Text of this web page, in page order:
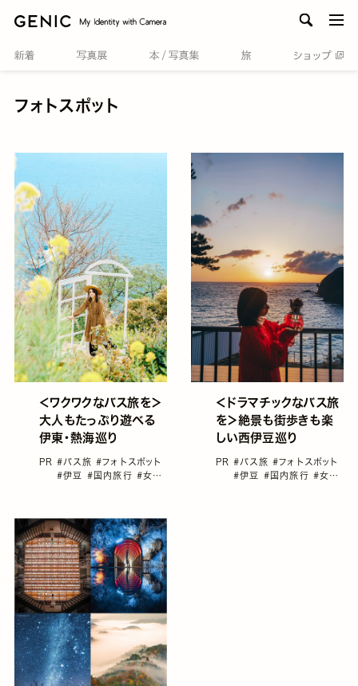
フォトスポット
＜ワクワクなバス旅を＞
大人もたっぷり遊べる
伊東・熱海巡り
PR #バス旅 #フォトスポット
#伊豆 #国内旅行 #女子
＜ドラマチックなバス旅
を＞絶景も街歩きも楽
しい西伊豆巡り
PR #バス旅 #フォトスポット
#伊豆 #国内旅行 #女子